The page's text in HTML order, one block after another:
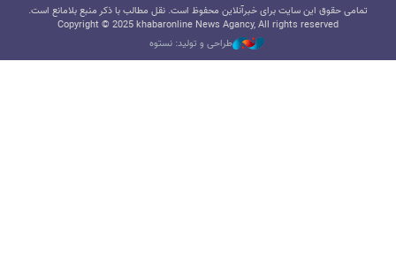
تمامی حقوق این سایت برای خبرآنلاین محفوظ است. نقل مطالب با ذکر منبع بلامانع است.
Copyright © 2025 khabaronline News Agancy, All rights reserved
طراحی و تولید: نستوه